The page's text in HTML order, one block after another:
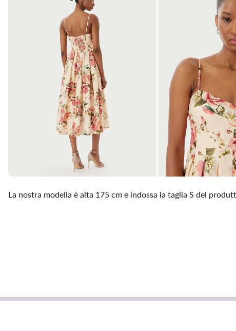
La nostra modella è alta 175 cm e indossa la taglia S del